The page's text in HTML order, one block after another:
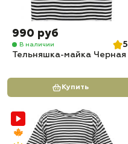
990 руб
В наличии
5
Тельняшка-майка Черная
Купить